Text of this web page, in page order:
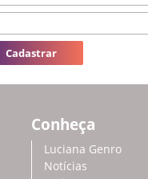
Cadastrar
Conheça
Luciana Genro
Notícias